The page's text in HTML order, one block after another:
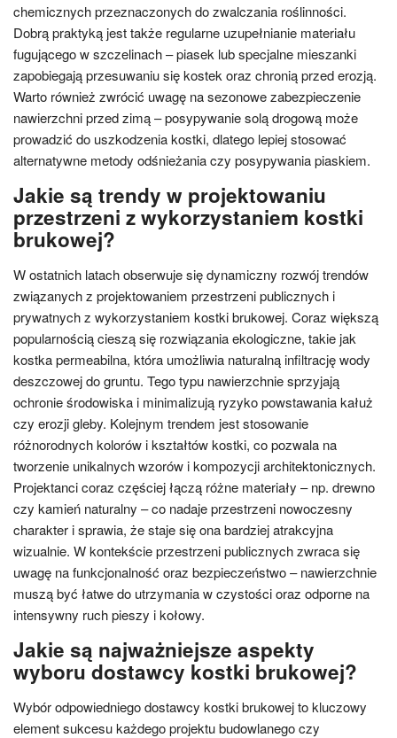
chemicznych przeznaczonych do zwalczania roślinności.
Dobrą praktyką jest także regularne uzupełnianie materiału
fugującego w szczelinach – piasek lub specjalne mieszanki
zapobiegają przesuwaniu się kostek oraz chronią przed erozją.
Warto również zwrócić uwagę na sezonowe zabezpieczenie
nawierzchni przed zimą – posypywanie solą drogową może
prowadzić do uszkodzenia kostki, dlatego lepiej stosować
alternatywne metody odśnieżania czy posypywania piaskiem.
Jakie są trendy w projektowaniu
przestrzeni z wykorzystaniem kostki
brukowej?
W ostatnich latach obserwuje się dynamiczny rozwój trendów
związanych z projektowaniem przestrzeni publicznych i
prywatnych z wykorzystaniem kostki brukowej. Coraz większą
popularnością cieszą się rozwiązania ekologiczne, takie jak
kostka permeabilna, która umożliwia naturalną infiltrację wody
deszczowej do gruntu. Tego typu nawierzchnie sprzyjają
ochronie środowiska i minimalizują ryzyko powstawania kałuż
czy erozji gleby. Kolejnym trendem jest stosowanie
różnorodnych kolorów i kształtów kostki, co pozwala na
tworzenie unikalnych wzorów i kompozycji architektonicznych.
Projektanci coraz częściej łączą różne materiały – np. drewno
czy kamień naturalny – co nadaje przestrzeni nowoczesny
charakter i sprawia, że staje się ona bardziej atrakcyjna
wizualnie. W kontekście przestrzeni publicznych zwraca się
uwagę na funkcjonalność oraz bezpieczeństwo – nawierzchnie
muszą być łatwe do utrzymania w czystości oraz odporne na
intensywny ruch pieszy i kołowy.
Jakie są najważniejsze aspekty
wyboru dostawcy kostki brukowej?
Wybór odpowiedniego dostawcy kostki brukowej to kluczowy
element sukcesu każdego projektu budowlanego czy